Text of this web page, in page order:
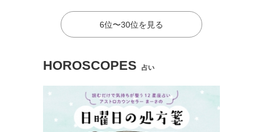
6位〜30位を見る
HOROSCOPES 占い